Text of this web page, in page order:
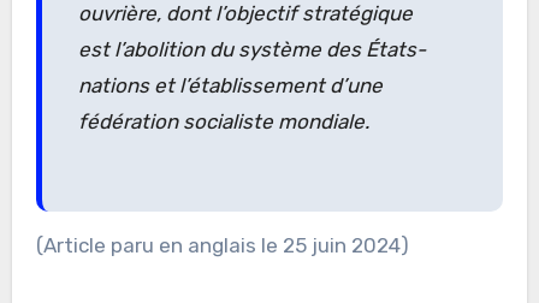
ouvrière, dont l’objectif stratégique
est l’abolition du système des États-
nations et l’établissement d’une
fédération socialiste mondiale.
(Article paru en anglais le 25 juin 2024)